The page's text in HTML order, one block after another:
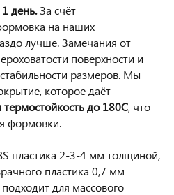
день.За счёт
на наших
лучше. Замечания от
поверхности и
размеров. Мы
которое даёт
до 180С, что
формовки.
пластика 2-3-4 мм толщиной,
пластика 0,7 мм
для массового